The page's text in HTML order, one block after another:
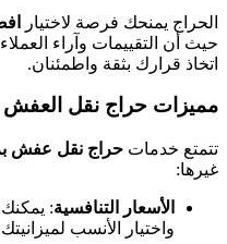
الحراج يمنحك فرصة لاختيار
حيث أن التقييمات وآراء
اتخاذ قرارك بثقة واطمئنان.
مميزات حراج نقل العفش
تتمتع خدمات حراج نقل عفش
غيرها:
الأسعار التنافسية:
واختيار الأنسب